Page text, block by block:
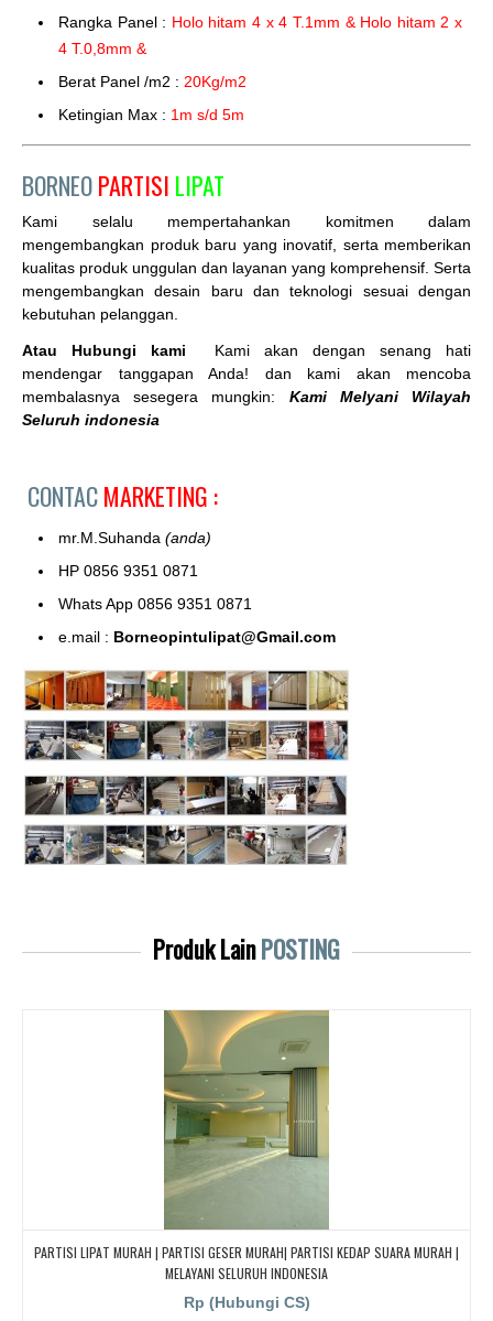
Rangka Panel : Holo hitam 4 x 4 T.1mm & Holo hitam 2 x
4 T.0,8mm &
Berat Panel /m2 : 20Kg/m2
Ketingian Max : 1m s/d 5m
BORNEOPARTISI LIPAT
Kami selalu mempertahankan komitmen dalam
mengembangkan produk baru yang inovatif, serta memberikan
kualitas produk unggulan dan layanan yang komprehensif. Serta
mengembangkan desain baru dan teknologi sesuai dengan
kebutuhan pelanggan.
Atau Hubungi kami
Kami akan dengan senang hati
mendengar tanggapan Anda! dan kami akan mencoba
membalasnya sesegera mungkin: Kami Melyani Wilayah
Seluruh indonesia
CONTACMARKETING :
mr.M.Suhanda (anda)
HP 0856 9351 0871
Whats App 0856 9351 0871
e.mail : Borneopintulipat@Gmail.com
Produk LainPOSTING
PARTISI LIPAT MURAH | PARTISI GESER MURAH| PARTISI KEDAP SUARA MURAH |
MELAYANI SELURUH INDONESIA
Rp (Hubungi CS)